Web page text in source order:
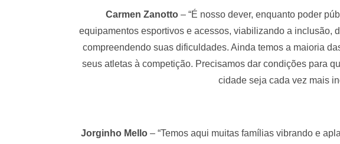
Carmen Zanotto – “É nosso dever, enquanto poder
equipamentos esportivos e acessos, viabilizando a inclusão,
compreendendo suas dificuldades. Ainda temos a maioria
seus atletas à competição. Precisamos dar condições para
cidade seja cada vez mais
Jorginho Mello – “Temos aqui muitas famílias vibrando e